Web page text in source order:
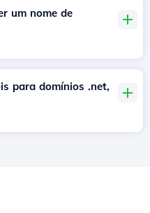
um nome de
para domínios .net,